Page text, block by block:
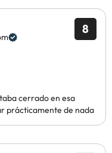
8
cerrado en esa
prácticamente de nada